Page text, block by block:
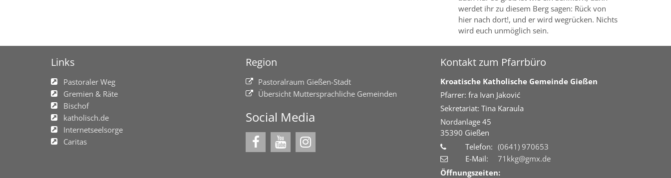
werdet ihr zu diesem Berg sagen: Rück von
hier nach dort!, und er wird wegrücken. Nichts
wird euch unmöglich sein.
Links
Pastoraler Weg
Gremien & Räte
Bischof
katholisch.de
Internetseelsorge
Caritas
Region
Pastoralraum Gießen-Stadt
Übersicht Muttersprachliche Gemeinden
Social Media
Kontakt zum Pfarrbüro
Kroatische Katholische Gemeinde Gießen
Pfarrer: fra Ivan Jaković
Sekretariat: Tina Karaula
Nordanlage 45
35390 Gießen
Telefon: (0641) 970653
E-Mail:
71kkg@gmx.de
Öffnungszeiten: